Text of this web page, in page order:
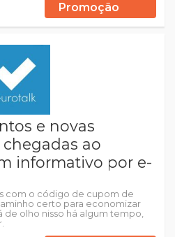
Promoção
e novas
ao
informativo por e-
com o código de cupom de
certo para economizar
de olho nisso há algum tempo,